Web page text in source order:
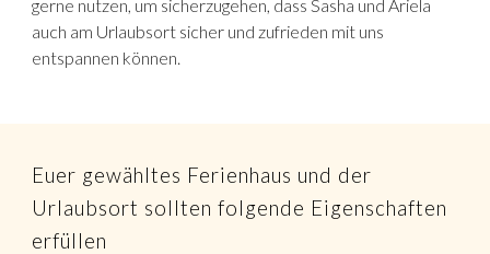
gerne nutzen, um sicherzugehen, dass Sasha und Ariela
auch am Urlaubsort sicher und zufrieden mit uns
entspannen können.
Euer gewähltes Ferienhaus und der
Urlaubsort sollten folgende Eigenschaften
erfüllen